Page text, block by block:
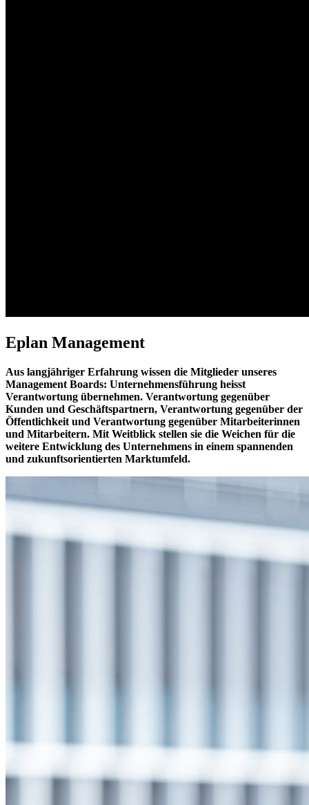
Eplan Management
Aus langjähriger Erfahrung wissen die Mitglieder unseres
Management Boards: Unternehmensführung heisst
Verantwortung übernehmen. Verantwortung gegenüber
Kunden und Geschäftspartnern, Verantwortung gegenüber der
Öffentlichkeit und Verantwortung gegenüber Mitarbeiterinnen
und Mitarbeitern. Mit Weitblick stellen sie die Weichen für die
weitere Entwicklung des Unternehmens in einem spannenden
und zukunftsorientierten Marktumfeld.